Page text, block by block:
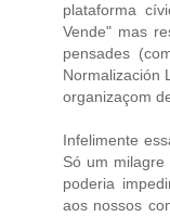
plataforma
Vende" mas
pensades
Normalización
organizaçom
Infelimente
Só um
poderia
aos nossos